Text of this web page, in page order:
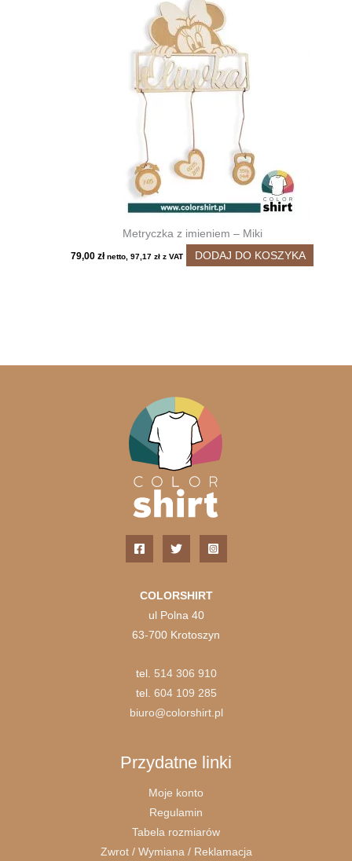
Metryczka z imieniem – Miki
79,00zł netto,97,17zł z VAT DODAJ DO KOSZYKA
COLORSHIRT
ul Polna 40
63-700 Krotoszyn
tel. 514 306 910
tel. 604 109 285
biuro@colorshirt.pl
Przydatne linki
Moje konto
Regulamin
Tabela rozmiarów
Zwrot / Wymiana / Reklamacja